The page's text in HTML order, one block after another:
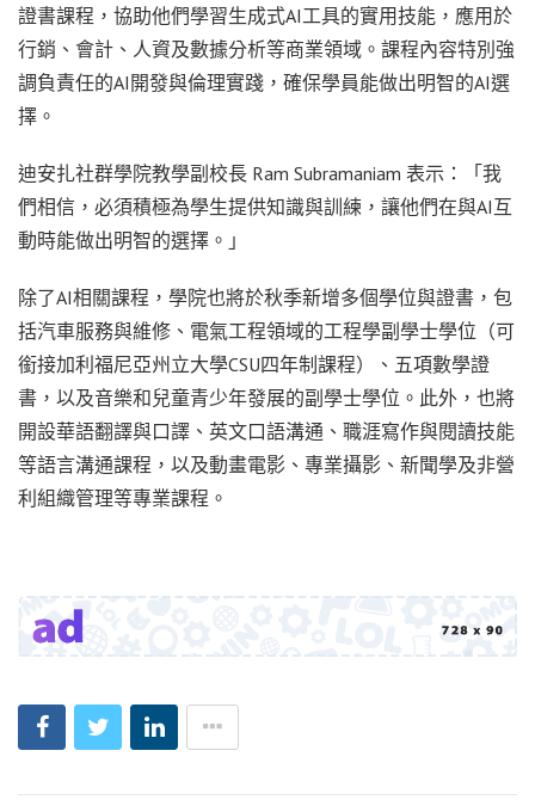
證書課程，協助他們學習生成式AI工具的實用技能，應用於
行銷、會計、人資及數據分析等商業領域。課程內容特別強
調負責任的AI開發與倫理實踐，確保學員能做出明智的AI選
擇。
迪安扎社群學院教學副校長 Ram Subramaniam 表示：「我
們相信，必須積極為學生提供知識與訓練，讓他們在與AI互
動時能做出明智的選擇。」
除了AI相關課程，學院也將於秋季新增多個學位與證書，包
括汽車服務與維修、電氣工程領域的工程學副學士學位（可
銜接加利福尼亞州立大學CSU四年制課程）、五項數學證
書，以及音樂和兒童青少年發展的副學士學位。此外，也將
開設華語翻譯與口譯、英文口語溝通、職涯寫作與閱讀技能
等語言溝通課程，以及動畫電影、專業攝影、新聞學及非營
利組織管理等專業課程。